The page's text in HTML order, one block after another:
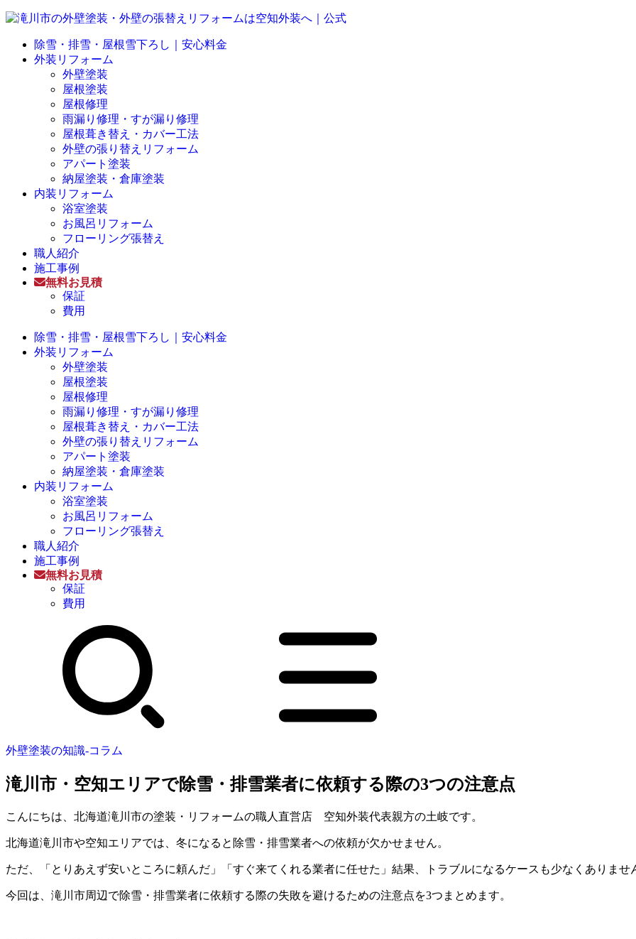
除雪・排雪・屋根雪下ろし｜安心料金
外装リフォーム
外壁塗装
屋根塗装
屋根修理
雨漏り修理・すが漏り修理
屋根葺き替え・カバー工法
外壁の張り替えリフォーム
アパート塗装
納屋塗装・倉庫塗装
内装リフォーム
浴室塗装
お風呂リフォーム
フローリング張替え
職人紹介
施工事例
無料お見積
保証
費用
除雪・排雪・屋根雪下ろし｜安心料金
外装リフォーム
外壁塗装
屋根塗装
屋根修理
雨漏り修理・すが漏り修理
屋根葺き替え・カバー工法
外壁の張り替えリフォーム
アパート塗装
納屋塗装・倉庫塗装
内装リフォーム
浴室塗装
お風呂リフォーム
フローリング張替え
職人紹介
施工事例
無料お見積
保証
費用
外壁塗装の知識-コラム
滝川市・空知エリアで除雪・排雪業者に依頼する際の3つの注意点
こんにちは、北海道滝川市の塗装・リフォームの職人直営店 空知外装代表親方の土岐です。
北海道滝川市や空知エリアでは、冬になると除雪・排雪業者への依頼が欠かせません。
ただ、「とりあえず安いところに頼んだ」「すぐ来てくれる業者に任せた」結果、トラブルになるケースも少なくありませ
今回は、滝川市周辺で除雪・排雪業者に依頼する際の失敗を避けるための注意点を3つまとめます。